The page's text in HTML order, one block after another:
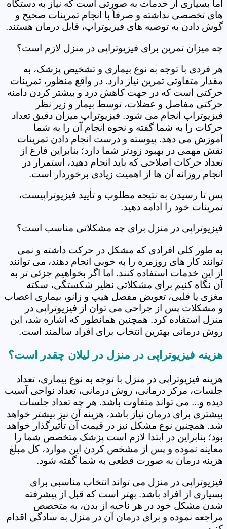
اما بسیاری از خدمات به صورتی است که نیاز به دستگاه
های تخصصی نداشته و صرفاً با انجام تمرینات صحیح و
گوش دادن به توصیه های فیزیوتراپ، قابل درمان هستند.
چه میزان تمرین برای فیزیوتراپی در منزل لازم است؟
هر فردی با توجه به نوع بیماری و تشخیص پزشک، به
مقدار متفاوتی تمرین نیاز دارد. در واقع منظور، تمرینات
حرکتی است که در جهت کاهش درد و بیشتر کردن دامنه
حرکتی مفاصل و عضلات، توسط بیمار و زیر نظر
فیزیوتراپ انجام می شود. فیزیوتراپ میزان دقیق تعداد
حرکات را به شما گفته و نحوه انجام آن را به شما
آموزش می دهد. پیوسته و درست انجام دادن تمرینات
نقش مهمی در بهبود زودتر شما دارد؛ بنابراین فارغ از
تعداد حرکات اصلاحی که باید انجام دهید، استمرار در
انجام روزانه آن ها از اهمیت زیادی برخوردار است.
پس تا رسیدن به نتیجه مطلوب و تأیید فیزیوتراپیست،
تمرینات خود را ادامه دهید.
فیزیوتراپی در منزل برای چه مشکلاتی مناسب است؟
به طور کلی افرادی که مشکل در حرکت داشته و نمی
توانند کار های روزمره را به خوبی انجام دهند، می توانند
از این خدمات استفاده کنند. اما اگر بخواهیم جزئی تر به
آن نگاه کنیم برای مشکلاتی نظیر شکستگی، سکته
مغزی یا قلبی، تعویض مفصل هیپ و زانو، بیماری اعصاب
و مشکلات پس از جراحی می توان از فیزیوتراپی در
منزل استفاده کرد. همچنین همانطور که اشاره شد، این
روش درمانی بهترین انتخاب برای افراد سالمند است.
هزینه فیزیوتراپی در منزل در لیلان چقدر است؟
هزینه فیزیوتراپی در منزل با توجه به نوع بیماری، تعداد
جلسات، مرکز درمانی، روش درمانی، تعداد نواحی آسیب
دیده و... می تواند متفاوت باشد. هر چه تعداد جلسات
بیشتری برای درمان نیاز باشد، هزینه آن نیز بیشتر خواهد
شد. همچنین نوع مشکل نیز در قیمت آن تأثیرگذار خواهد
بود؛ بنابراین در ابتدا لازم است پزشک متخصص شما را
معاینه نموده و پس از مشخص کردن این موارد، کل مبلغ
هزینه درمان به صورت قطعی به شما گفته شود.
فیزیوتراپی در منزل می تواند انتخاب مناسبی برای
بسیاری از افراد باشد. بهتر است که قبل از پیشرفته
شدن مشکل خود در هر ناحیه از بدن، به متخصص
مراجعه نموده و برای درمان آن در منزل به سادگی اقدام